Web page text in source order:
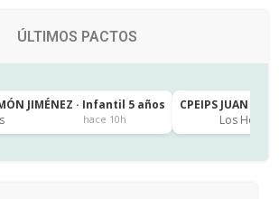
ÚLTIMOS PACTOS
JIMÉNEZ · Infantil 5 años
hace 10h
CPEIPS JUAN
Los Hoyos